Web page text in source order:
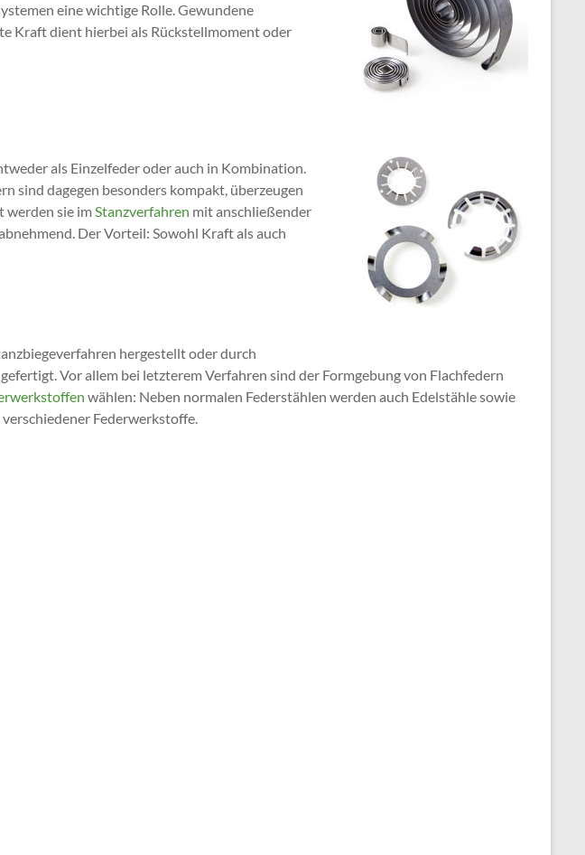
eine wichtige Rolle. Gewundene
Kraft dient hierbei als Rückstellmoment oder
als Einzelfeder oder auch in Kombination.
sind dagegen besonders kompakt, überzeugen
werden sie imStanzverfahren mit anschließender
Der Vorteil: Sowohl Kraft als auch
hergestellt oder durch
Vor allem bei letzterem Verfahren sind der Formgebung von Flachfedern
wählen: Neben normalen Federstählen werden auch Edelstähle sowie
Federwerkstoffe.